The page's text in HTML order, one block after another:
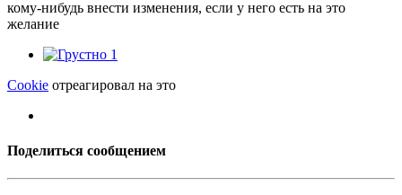
кому-нибудь внести изменения, если у него есть на это
желание
1
Cookie отреагировал на это
Поделиться сообщением